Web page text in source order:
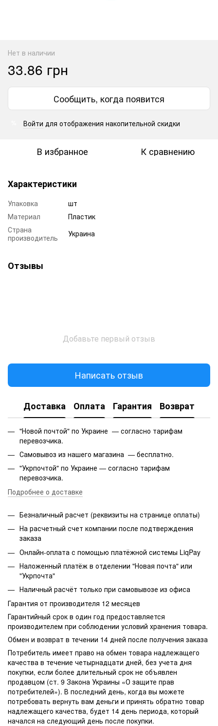
Нет в наличии
33.86 грн
Сообщить, когда появится
Войти для отображения накопительной скидки
В избранное К сравнению
Характеристики
Упаковка
шт
Материал
Пластик
Страна
производитель
Украина
Отзывы
Добавьте первый отзыв
Написать отзыв
Доставка Оплата Гарантия Возврат
"Новой почтой" по Украине — согласно тарифам
перевозчика.
Самовывоз из нашего магазина — бесплатно.
"Укрпочтой" по Украине — согласно тарифам
перевозчика.
Подробнее о доставке
Безналичный расчет (реквизиты на странице оплаты)
На расчетный счет компании после подтверждения
заказа
Онлайн-оплата с помощью платёжной системы LiqPay
Наложенный платёж в отделении "Новая почта" или
"Укрпочта"
Наличный расчёт только при самовывозе из офиса
Гарантия от производителя 12 месяцев
Гарантийный срок в один год предоставляется
производителем при соблюдении условий хранения товара.
Обмен и возврат в течении 14 дней после получения заказа
Потребитель имеет право на обмен товара надлежащего
качества в течение четырнадцати дней, без учета дня
покупки, если более длительный срок не объявлен
продавцом (ст. 9 Закона Украины «О защите прав
потребителей»). В последний день, когда вы можете
потребовать вернуть вам деньги и принять обратно товар
надлежащего качества, будет 14 день периода, который
начался на следующий день после покупки.